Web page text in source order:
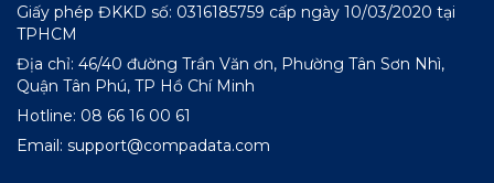
Giấy phép ĐKKD số: 0316185759 cấp ngày 10/03/2020 tại
TPHCM
Địa chỉ: 46/40 đường Trần Văn ơn, Phường Tân Sơn Nhì,
Quận Tân Phú, TP Hồ Chí Minh
Hotline: 08 66 16 00 61
Email: support@compadata.com